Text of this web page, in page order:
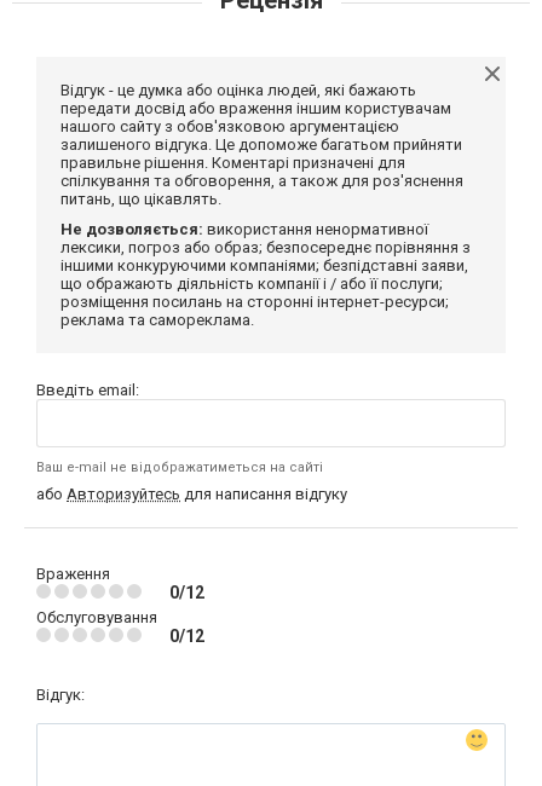
Відгук - це думка або оцінка людей, які бажають
передати досвід або враження іншим користувачам
нашого сайту з обов'язковою аргументацією
залишеного відгука. Це допоможе багатьом прийняти
правильне рішення. Коментарі призначені для
спілкування та обговорення, а також для роз'яснення
питань, що цікавлять.
Не дозволяється: використання ненормативної
лексики, погроз або образ; безпосереднє порівняння з
іншими конкуруючими компаніями; безпідставні заяви,
що ображають діяльність компанії і / або її послуги;
розміщення посилань на сторонні інтернет-ресурси;
реклама та самореклама.
Введіть email:
Ваш e-mail не відображатиметься на сайті
або Авторизуйтесь для написання відгуку
Враження
0/12
Обслуговування
0/12
Відгук: